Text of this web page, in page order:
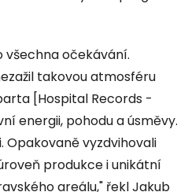
očekávání.
takovou atmosféru
[Hospital Records -
energii, pohodu a úsměvy.
Opakovaně vyzdvihovali
produkce i unikátní
areálu," řekl Jakub